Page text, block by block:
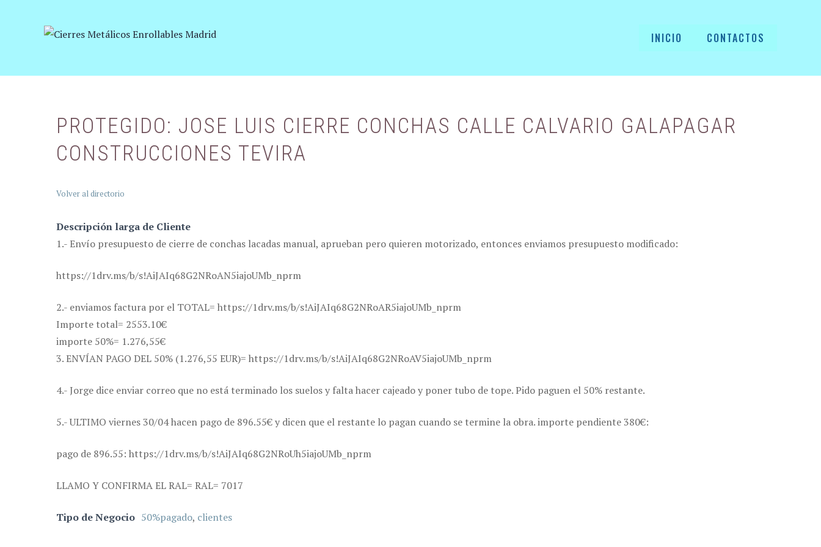
INICIO CONTACTOS
PROTEGIDO: JOSE LUIS CIERRE CONCHAS CALLE CALVARIO GALAPAGAR
CONSTRUCCIONES TEVIRA
Volver al directorio
Descripción larga de Cliente
1.- Envío presupuesto de cierre de conchas lacadas manual, aprueban pero quieren motorizado, entonces enviamos presupuesto modificado:
https://1drv.ms/b/s!AiJAIq68G2NRoAN5iajoUMb_nprm
2.- enviamos factura por el TOTAL= https://1drv.ms/b/s!AiJAIq68G2NRoAR5iajoUMb_nprm
Importe total= 2553.10€
importe 50%= 1.276,55€
3. ENVÍAN PAGO DEL 50% (1.276,55 EUR)= https://1drv.ms/b/s!AiJAIq68G2NRoAV5iajoUMb_nprm
4.- Jorge dice enviar correo que no está terminado los suelos y falta hacer cajeado y poner tubo de tope. Pido paguen el 50% restante.
5.- ULTIMO viernes 30/04 hacen pago de 896.55€ y dicen que el restante lo pagan cuando se termine la obra. importe pendiente 380€:
pago de 896.55: https://1drv.ms/b/s!AiJAIq68G2NRoUh5iajoUMb_nprm
LLAMO Y CONFIRMA EL RAL= RAL= 7017
Tipo de Negocio 50%pagado, clientes